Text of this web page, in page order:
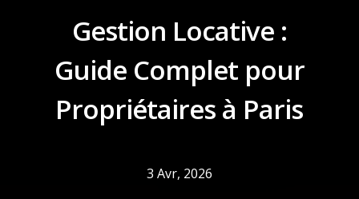
Gestion Locative :
Guide Complet pour
Propriétaires à Paris
3 Avr, 2026